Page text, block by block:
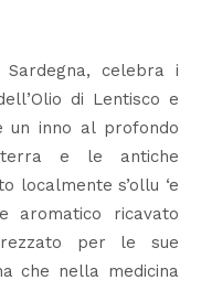
celebra i
di Lentisco e
un inno al profondo
e le antiche
localmente s’ollu ‘e
aromatico ricavato
per le sue
che nella medicina